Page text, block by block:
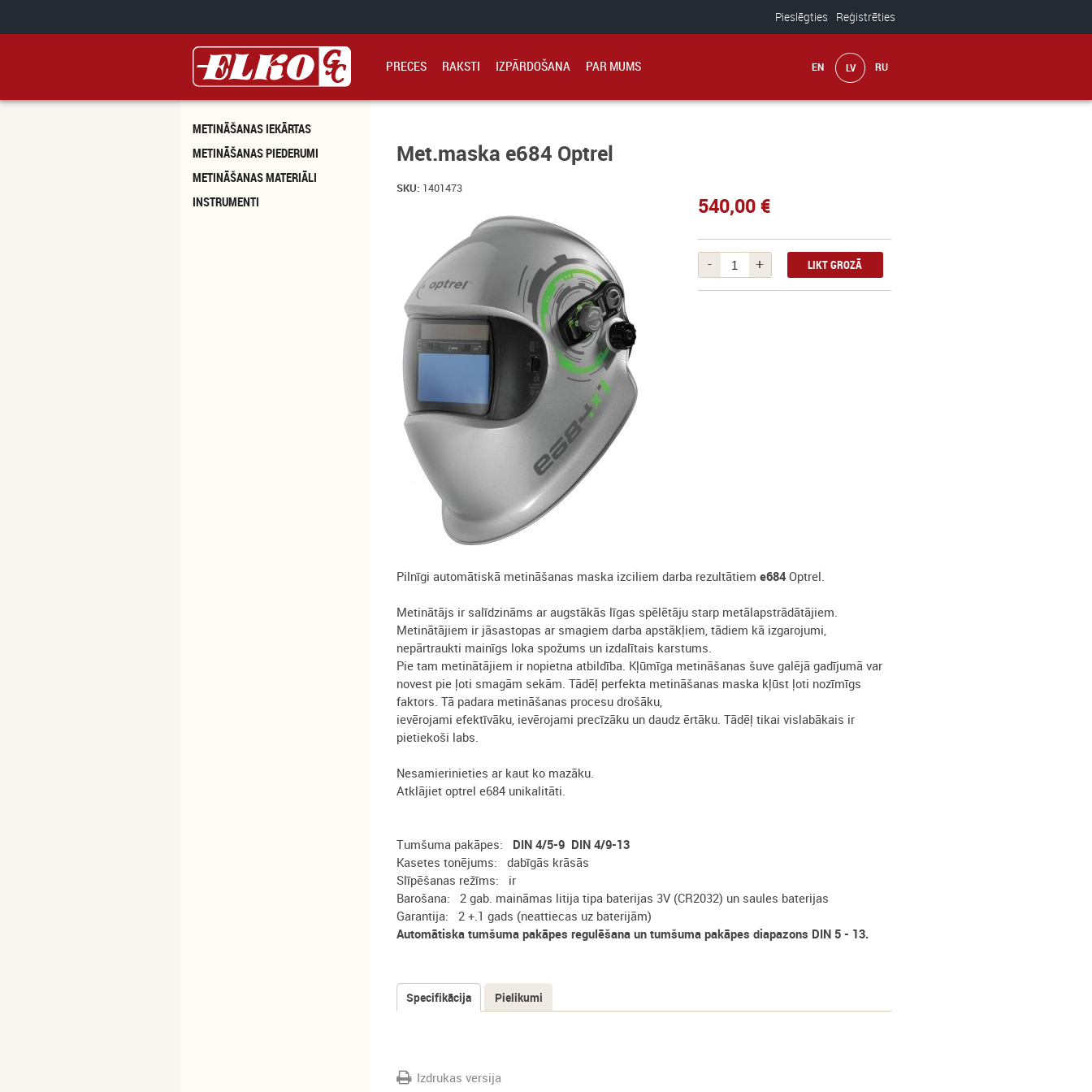
Pieslēgties Reģistrēties
PRECES RAKSTI IZPĀRDOŠANA PAR MUMS
METINĀŠANAS IEKĀRTAS
METINĀŠANAS PIEDERUMI
METINĀŠANAS MATERIĀLI
INSTRUMENTI
Met.maska e684 Optrel
SKU: 1401473
540,00 €
- +
Pilnīgi automātiskā metināšanas maska izciliem darba rezultātiem e684 Optrel.
Metinātājs ir salīdzināms ar augstākās līgas spēlētāju starp metālapstrādātājiem.
Metinātājiem ir jāsastopas ar smagiem darba apstākļiem, tādiem kā izgarojumi,
nepārtraukti mainīgs loka spožums un izdalītais karstums.
Pie tam metinātājiem ir nopietna atbildība. Kļūmīga metināšanas šuve galējā gadījumā var
novest pie ļoti smagām sekām. Tādēļ perfekta metināšanas maska kļūst ļoti nozīmīgs
faktors. Tā padara metināšanas procesu drošāku,
ievērojami efektīvāku, ievērojami precīzāku un daudz ērtāku. Tādēļ tikai vislabākais ir
pietiekoši labs.
Nesamierinieties ar kaut ko mazāku.
Atklājiet optrel e684 unikalitāti.
Tumšuma pakāpes:
DIN 4/5-9 DIN 4/9-13
Kasetes tonējums: dabīgās krāsās
Slīpēšanas režīms: ir
Barošana: 2 gab. maināmas litija tipa baterijas 3V (CR2032) un saules baterijas
Garantija: 2 +.1 gads (neattiecas uz baterijām)
Automātiska tumšuma pakāpes regulēšana un tumšuma pakāpes diapazons DIN 5 - 13.
Tabs
Specifikācija (aktīvā
cilne)
Pielikumi
Izdrukas versija